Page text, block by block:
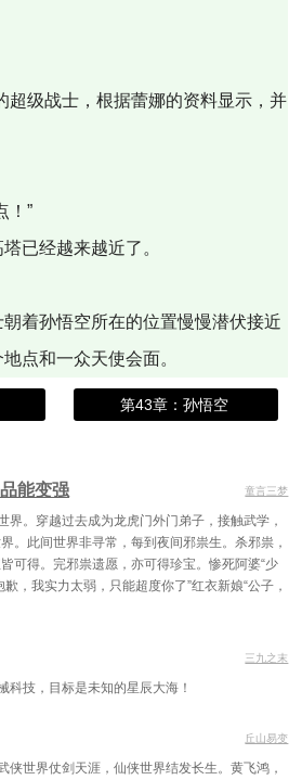
超级战士，根据蕾娜的资料显示，并
！”
已经越来越近了。
着孙悟空所在的位置慢慢潜伏接近
点和一众天使会面。
第43章：孙悟空
能变强 童言三梦
界。穿越过去成为龙虎门外门弟子，接触武学，
。此间世界非寻常，每到夜间邪祟生。杀邪祟，
可得。完邪祟遗愿，亦可得珍宝。惨死阿婆“少
，我实力太弱，只能超度你了”红衣新娘“公子，
三九之末
科技，目标是未知的星辰大海！
丘山易变
侠世界仗剑天涯，仙侠世界结发长生。黄飞鸿，